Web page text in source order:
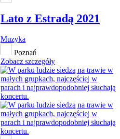
Lato z Estradą 2021
Muzyka
Poznań
Zobacz szczegóły